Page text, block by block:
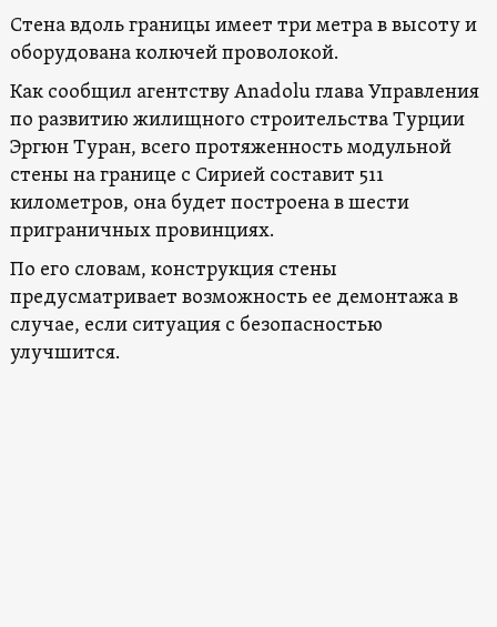
Стена вдоль границы имеет три метра в высоту и
оборудована колючей проволокой.
Как сообщил агентству Anadolu глава Управления
по развитию жилищного строительства Турции
Эргюн Туран, всего протяженность модульной
стены на границе с Сирией составит 511
километров, она будет построена в шести
приграничных провинциях.
По его словам, конструкция стены
предусматривает возможность ее демонтажа в
случае, если ситуация с безопасностью
улучшится.